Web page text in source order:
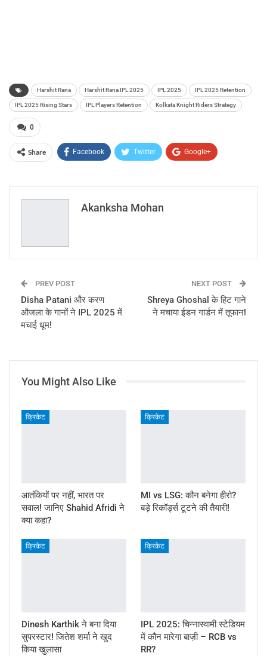
Harshit Rana Harshit Rana IPL 2025 IPL 2025 IPL 2025 Retention
IPL 2025 Rising Stars IPL Players Retention Kolkata Knight Riders Strategy
0
Share Facebook Twitter Google+
Email
Akanksha Mohan
PREV POST
Disha Patani और करण
औजला के गानों ने IPL 2025 में
मचाई धूम!
NEXT POST
Shreya Ghoshal के हिट गाने
ने मचाया ईडन गार्डन में तूफान!
You Might Also Like
क्रिकेट
आतंकियों पर नहीं, भारत पर
सवाल! जानिए Shahid Afridi ने
क्या कहा?
क्रिकेट
MI vs LSG: कौन बनेगा हीरो?
बड़े रिकॉर्ड्स टूटने की तैयारी!
क्रिकेट
Dinesh Karthik ने बना दिया
सुपरस्टार! जितेश शर्मा ने खुद
किया खुलासा
क्रिकेट
IPL 2025: चिन्नास्वामी स्टेडियम
में कौन मारेगा बाज़ी – RCB vs
RR?